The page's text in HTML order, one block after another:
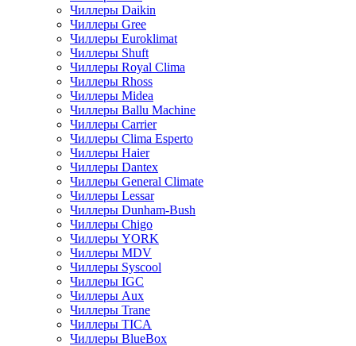
Чиллеры Daikin
Чиллеры Gree
Чиллеры Euroklimat
Чиллеры Shuft
Чиллеры Royal Clima
Чиллеры Rhoss
Чиллеры Midea
Чиллеры Ballu Machine
Чиллеры Carrier
Чиллеры Clima Esperto
Чиллеры Haier
Чиллеры Dantex
Чиллеры General Climate
Чиллеры Lessar
Чиллеры Dunham-Bush
Чиллеры Chigo
Чиллеры YORK
Чиллеры MDV
Чиллеры Syscool
Чиллеры IGC
Чиллеры Aux
Чиллеры Trane
Чиллеры TICA
Чиллеры BlueBox